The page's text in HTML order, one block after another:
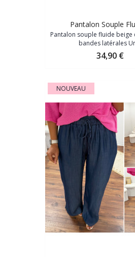
Pantalon Souple
Pantalon souple fluide beige
bandes latérales
Prix
34,90 €
NOUVEAU